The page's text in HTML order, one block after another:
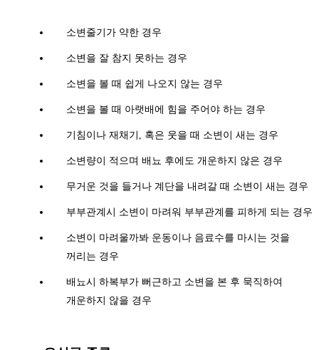
소변줄기가 약한 경우
소변을 잘 참지 못하는 경우
소변을 볼 때 쉽게 나오지 않는 경우
소변을 볼 때 아랫배에 힘을 주어야 하는 경우
기침이나 재채기, 혹은 웃을 때 소변이 새는 경우
소변량이 적으며 배뇨 후에도 개운하지 않은 경우
무거운 것을 들거나 계단을 내려갈 때 소변이 새는 경우
부부관계시 소변이 마려워 부부관계를 피하게 되는 경우
소변이 마려울까봐 운동이나 음료수를 마시는 것을
꺼리는 경우
배뇨시 하복부가 뻐근하고 소변을 본 후 묵직하여
개운하지 않을 경우